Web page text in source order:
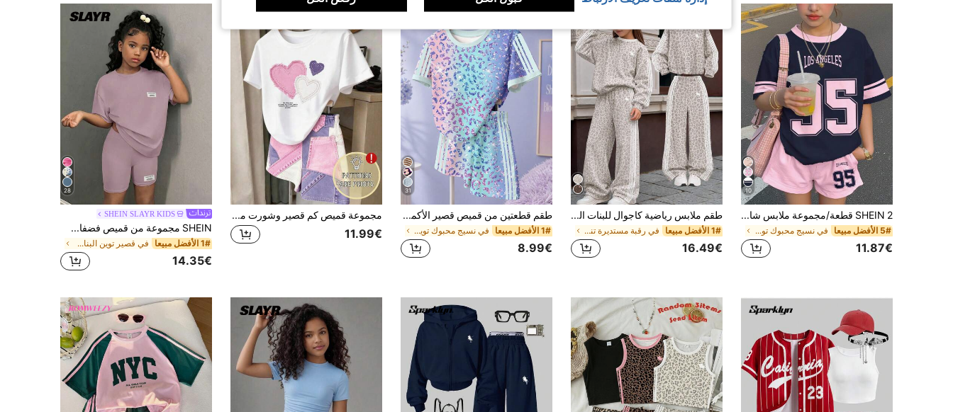
10
SHEIN 2 قطعة/مجموعة ملابس شارع للفتيات المراهقات باللون الأزرق الداكن والوردي، تي شيرت رقم 95 مطبوع وشورت، للعودة إلى المدرسة، الصيف، المدرسة، ملابس الكاوبوي
5# الأفضل مبيعا في نسيج محبوك توين البنات تي شيرت Co-ords
11.87€
طقم ملابس رياضية كاجوال للبنات المراهقات بطبعة نمر وخطوط رمادية فاتحة وبيضاء، سويت شيرت فضفاض ناعم سميك بأكمام طويلة وأكتاف منسدلة وياقة دائرية مع بنطال رياضي واسع الساق، مناسب للخريف/الشتاء للاستخدام اليومي والشارع والخارج والرياضة والحرم الجامعي والعودة إلى المدرسة
1# الأفضل مبيعا في رقبة مستديرة تنسيقات هودي وسويت شيرت للفتيات ال
16.49€
31
طقم قطعتين من قميص قصير الأكمام وشورت بطبعة نمر نمط لامعة للبنات المراهقات، كاجوال بسيط، مناسب للصيف والاستخدام اليومي، أنيق للصيف، الرياضة، الحرم الجامعي، أجواء الإجازة، العودة للمنزل
1# الأفضل مبيعا في نسيج محبوك توين البنات تي شيرت Co-ords
8.99€
مجموعة قميص كم قصير وشورت مناسب للفتيات بنمط قلب كاجوال، طقم ملابس صيفي/خريفي أنيق للفتيات، طباعة قلب على الدنيم مريح للاستخدام اليومي، مناسب للربيع والصيف والخريف والشتاء
11.99€
28
SHEIN SLAYR KIDS
SHEIN مجموعة من قميص فضفاض وشورت ضيق للفتيات المراهقات، إطلالة كاجوال عصرية - 2 قطعة
1# الأفضل مبيعا في قصير توين البنات تي شيرت Co-ords
14.35€